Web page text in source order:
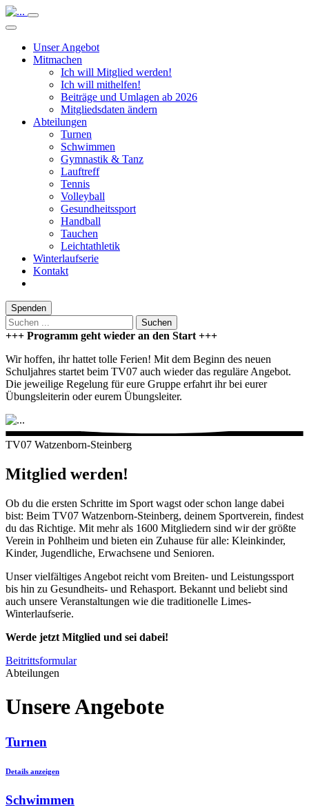
Unser Angebot
Mitmachen
Ich will Mitglied werden!
Ich will mithelfen!
Beiträge und Umlagen ab 2026
Mitgliedsdaten ändern
Abteilungen
Turnen
Schwimmen
Gymnastik & Tanz
Lauftreff
Tennis
Volleyball
Gesundheitssport
Handball
Tauchen
Leichtathletik
Winterlaufserie
Kontakt
Spenden
Suchen
+++ Programm geht wieder an den Start +++
Wir hoffen, ihr hattet tolle Ferien! Mit dem Beginn des neuen
Schuljahres startet beim TV07 auch wieder das reguläre Angebot.
Die jeweilige Regelung für eure Gruppe erfahrt ihr bei eurer
Übungsleiterin oder eurem Übungsleiter.
TV07 Watzenborn-Steinberg
Mitglied werden!
Ob du die ersten Schritte im Sport wagst oder schon lange dabei
bist: Beim TV07 Watzenborn-Steinberg, deinem Sportverein, findest
du das Richtige. Mit mehr als 1600 Mitgliedern sind wir der größte
Verein in Pohlheim und bieten ein Zuhause für alle: Kleinkinder,
Kinder, Jugendliche, Erwachsene und Senioren.
Unser vielfältiges Angebot reicht vom Breiten- und Leistungssport
bis hin zu Gesundheits- und Rehasport. Bekannt und beliebt sind
auch unsere Veranstaltungen wie die traditionelle Limes-
Winterlaufserie.
Werde jetzt Mitglied und sei dabei!
Beitrittsformular
Abteilungen
Unsere Angebote
Turnen
Details anzeigen
Schwimmen